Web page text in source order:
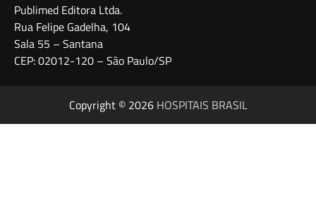
Publimed Editora Ltda.
Rua Felipe Gadelha, 104
Sala 55 – Santana
CEP: 02012-120 – São Paulo/SP
Copyright © 2026 HOSPITAIS BRASIL